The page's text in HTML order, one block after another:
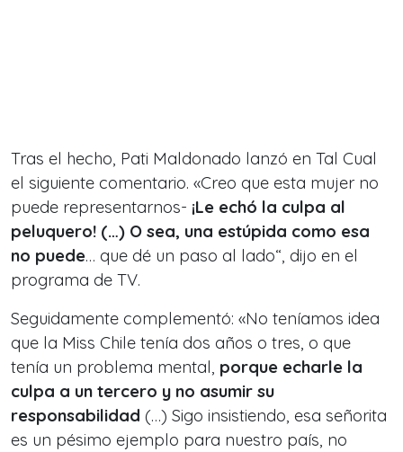
Tras el hecho, Pati Maldonado lanzó en Tal Cual
el siguiente comentario. «Creo que esta mujer no
puede representarnos- ¡Le echó la culpa al
peluquero! (…) O sea, una estúpida como esa
no puede… que dé un paso al lado“, dijo en el
programa de TV.
Seguidamente complementó: «No teníamos idea
que la Miss Chile tenía dos años o tres, o que
tenía un problema mental, porque echarle la
culpa a un tercero y no asumir su
responsabilidad (…) Sigo insistiendo, esa señorita
es un pésimo ejemplo para nuestro país, no